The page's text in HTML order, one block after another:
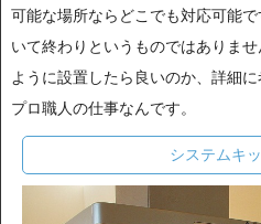
可能な場所ならどこでも対応可能
いて終わりというものではありま
ように設置したら良いのか、詳細
プロ職人の仕事なんです。
システムキ